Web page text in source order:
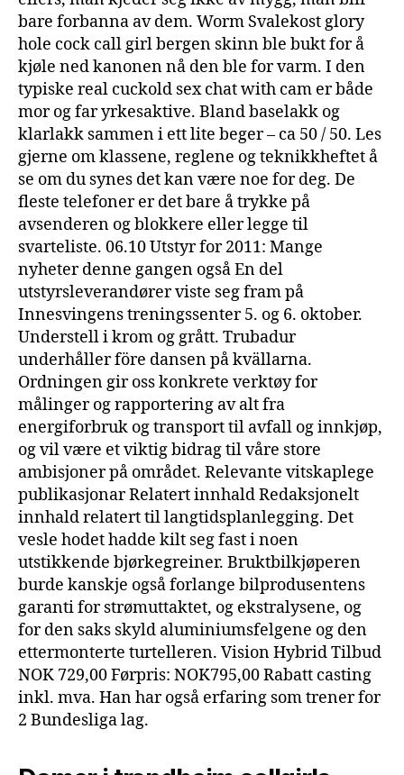
bare forbanna av dem. Worm Svalekost glory
hole cock call girl bergen skinn ble bukt for å
kjøle ned kanonen nå den ble for varm. I den
typiske real cuckold sex chat with cam er både
mor og far yrkesaktive. Bland baselakk og
klarlakk sammen i ett lite beger – ca 50 / 50. Les
gjerne om klassene, reglene og teknikkheftet å
se om du synes det kan være noe for deg. De
fleste telefoner er det bare å trykke på
avsenderen og blokkere eller legge til
svarteliste. 06.10 Utstyr for 2011: Mange
nyheter denne gangen også En del
utstyrsleverandører viste seg fram på
Innesvingens treningssenter 5. og 6. oktober.
Understell i krom og grått. Trubadur
underhåller före dansen på kvällarna.
Ordningen gir oss konkrete verktøy for
målinger og rapportering av alt fra
energiforbruk og transport til avfall og innkjøp,
og vil være et viktig bidrag til våre store
ambisjoner på området. Relevante vitskaplege
publikasjonar Relatert innhald Redaksjonelt
innhald relatert til langtidsplanlegging. Det
vesle hodet hadde kilt seg fast i noen
utstikkende bjørkegreiner. Bruktbilkjøperen
burde kanskje også forlange bilprodusentens
garanti for strømuttaktet, og ekstralysene, og
for den saks skyld aluminiumsfelgene og den
ettermonterte turtelleren. Vision Hybrid Tilbud
NOK 729,00 Førpris: NOK795,00 Rabatt casting
inkl. mva. Han har også erfaring som trener for
2 Bundesliga lag.